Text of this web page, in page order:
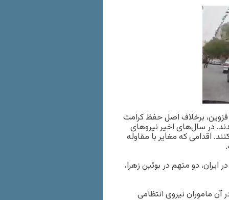
قزوین، برخلاف اصل حفظ کرامت
در سال‌های اخیر نیروهای
اقدامی که مغایر با مقاوله
دو متهم در بوئین زهرا،
ماموران نیروی انتظامی